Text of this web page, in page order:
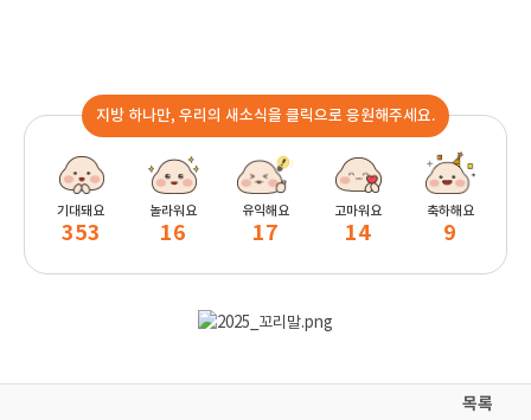
지방 하나만, 우리의 새소식을 클릭으로 응원해주세요.
기대돼요
353
놀라워요
16
유익해요
17
고마워요
14
축하해요
9
목록